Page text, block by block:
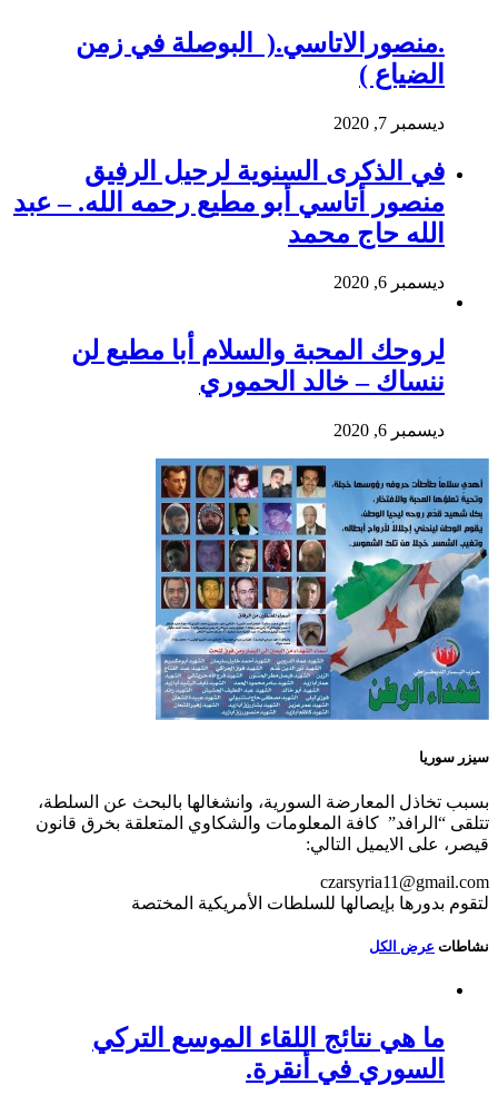
.منصورالاتاسي.( البوصلة في زمن
الضياع )
ديسمبر 7, 2020
في الذكرى السنوية لرحيل الرفيق
منصور أتاسي أبو مطيع رحمه الله. – عبد
الله حاج محمد
ديسمبر 6, 2020
لروحك المحبة والسلام أبا مطيع لن
ننساك – خالد الحموري
ديسمبر 6, 2020
سيزر سوريا
بسبب تخاذل المعارضة السورية، وانشغالها بالبحث عن السلطة،
تتلقى “الرافد” كافة المعلومات والشكاوي المتعلقة بخرق قانون
قيصر، على الايميل التالي:
czarsyria11@gmail.com
لتقوم بدورها بإيصالها للسلطات الأمريكية المختصة
نشاطات عرض الكل
ما هي نتائج اللقاء الموسع التركي
السوري في أنقرة.